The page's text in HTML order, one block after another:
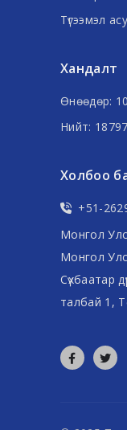
Түгээмэл
Хандалт
Өнөөдөр:
Нийт:
Холбоо
+51-
Монгол
Монгол
Сүхбаатар
талбай 1,